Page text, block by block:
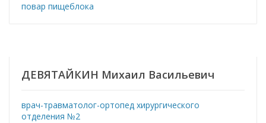
повар пищеблока
ДЕВЯТАЙКИН Михаил Васильевич
врач-травматолог-ортопед хирургического
отделения №2